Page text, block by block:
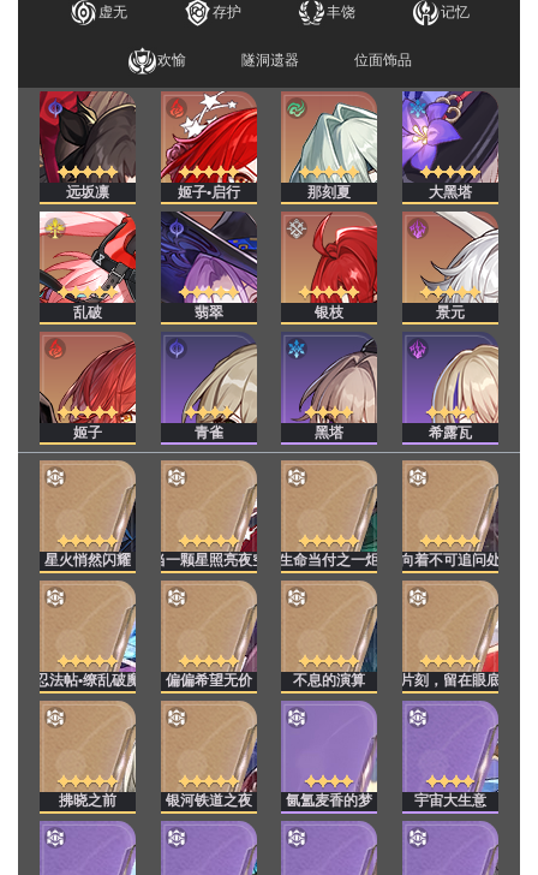
虚无 存护 丰饶 记忆
欢愉 隧洞遗器 位面饰品
远坂凛 姬子•启行 那刻夏 大黑塔
乱破 翡翠 银枝 景元
姬子 青雀 黑塔 希露瓦
星火悄然闪耀 当一颗星照亮夜空 生命当付之一炬 向着不可追问处
忍法帖•缭乱破魔 偏偏希望无价 不息的演算 片刻，留在眼底
拂晓之前 银河铁道之夜 氤氲麦香的梦 宇宙大生意